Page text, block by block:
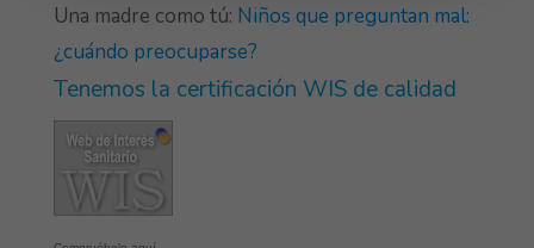
Una madre como tú: Niños que preguntan mal:
¿cuándo preocuparse?
Tenemos la certificación WIS de calidad